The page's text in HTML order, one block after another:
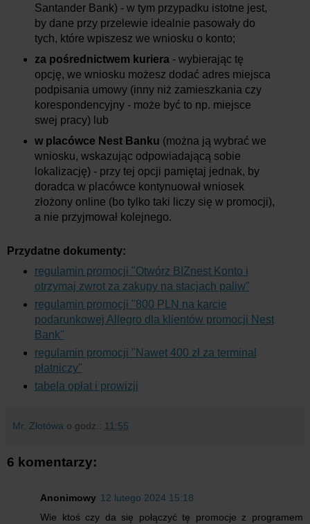
Santander Bank) - w tym przypadku istotne jest,
by dane przy przelewie idealnie pasowały do
tych, które wpiszesz we wniosku o konto;
za pośrednictwem kuriera- wybierając tę
opcję, we wniosku możesz dodać adres miejsca
podpisania umowy (inny niż zamieszkania czy
korespondencyjny - może być to np. miejsce
swej pracy) lub
w placówce Nest Banku (można ją wybrać we
wniosku, wskazując odpowiadającą sobie
lokalizację) - przy tej opcji pamiętaj jednak, by
doradca w placówce kontynuował wniosek
złożony online (bo tylko taki liczy się w promocji),
a nie przyjmował kolejnego.
Przydatne dokumenty:
regulamin promocji "Otwórz BIZnest Konto i
otrzymaj zwrot za zakupy na stacjach paliw"
regulamin promocji "800 PLN na karcie
podarunkowej Allegro dla klientów promocji Nest
Bank"
regulamin promocji "Nawet 400 zł za terminal
płatniczy"
tabela opłat i prowizji
Mr. Złotówa o godz.: 11:55
6 komentarzy:
Anonimowy 12 lutego 2024 15:18
Wie ktoś czy da się połączyć tę promocje z programem